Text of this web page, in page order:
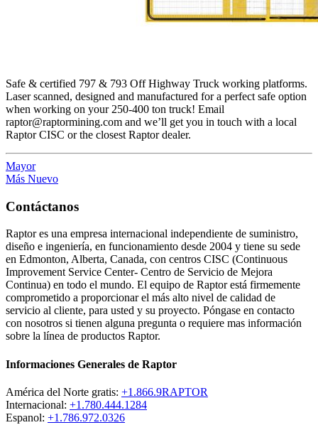
Safe & certified 797 & 793 Off Highway Truck working platforms.
Laser scanned, designed and manufactured for a perfect safe option
when working on your 250-400 ton truck! Email
raptor@raptormining.com and we’ll get you in touch with a local
Raptor CISC or the closest Raptor dealer.
Mayor
Más Nuevo
Contáctanos
Raptor es una empresa internacional independiente de suministro,
diseño e ingeniería, en funcionamiento desde 2004 y tiene su sede
en Edmonton, Alberta, Canada, con centros CISC (Continuous
Improvement Service Center- Centro de Servicio de Mejora
Continua) en todo el mundo. El equipo de Raptor está firmemente
comprometido a proporcionar el más alto nivel de calidad de
servicio al cliente, para usted y su proyecto. Póngase en contacto
con nosotros si tienen alguna pregunta o requiere mas información
sobre la línea de productos Raptor.
Informaciones Generales de Raptor
América del Norte gratis: +1.866.9RAPTOR
Internacional: +1.780.444.1284
Espanol: +1.786.972.0326